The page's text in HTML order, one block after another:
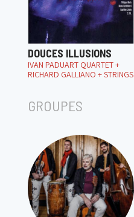
DOUCES ILLUSIONS
IVAN PADUART QUARTET +
RICHARD GALLIANO + STRINGS
GROUPES